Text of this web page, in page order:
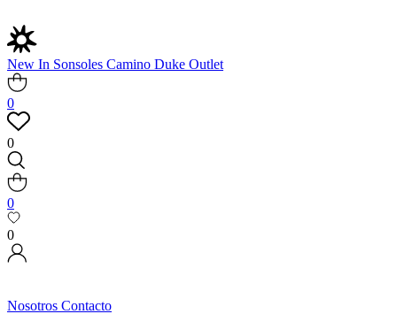
New In Sonsoles Camino Duke Outlet
0
0
0
0
Nosotros Contacto